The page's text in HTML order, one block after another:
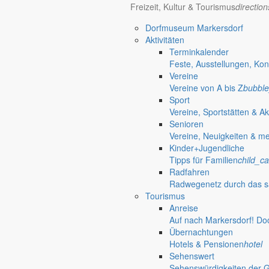
Freizeit, Kultur & Tourismus
Dorfmuseum Markersdorf
Aktivitäten
Terminkalender
Feste, Ausstellungen,
Vereine
Vereine von A bis Z
Sport
Vereine, Sportstätten &
Senioren
Vereine, Neuigkeiten &
Kinder+Jugendliche
Tipps für Familien
Radfahren
Radwegenetz durch das
Tourismus
Anreise
Auf nach Markersdorf!
Übernachtungen
Hotels & Pensionenhotel
Sehenswert
Sich im
mehr aus diesem
Markersdorf beteiligt sich an
Am 22. Juni 2026 machten Städte, Landkreise und Gemeinden auf
Deutsche Zentrum für Astrophysik
Das Deutsche Zentrum für Astrophysik (DZA) ruft zum